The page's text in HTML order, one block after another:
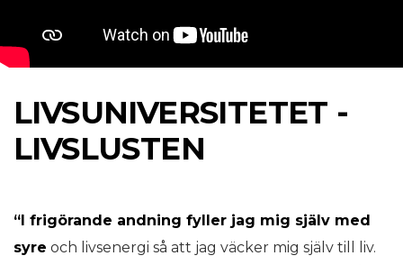
LIVSUNIVERSITETET -
LIVSLUSTEN
“I frigörande andning fyller jag mig själv med
syre och livsenergi så att jag väcker mig själv till liv.